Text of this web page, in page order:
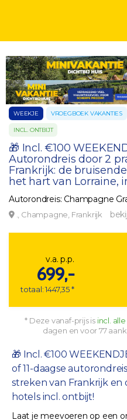
WEEKJE VROEGBOEK VAKANTIES
INCL. ONTBIJT
🎁 Incl. €100
Autorondreis door 2
Frankrijk: de
het hart van Lorraine,
Autorondreis: Champagne
., Champagne, Frankrijk
v.a. p.p.
699,-
totaal: 1447,35 *
* Deze vanaf-prijs is incl.
dagen en voor 77
🎁 Incl. €100
of 11-daagse
streken van Frankrijk
hotels incl. ontbijt!
Laat je meevoeren op een